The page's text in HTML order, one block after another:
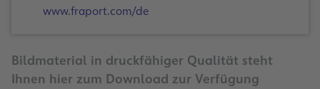
www.fraport.com/de
Bildmaterial in druckfähiger Qualität steht
Ihnen hier zum Download zur Verfügung